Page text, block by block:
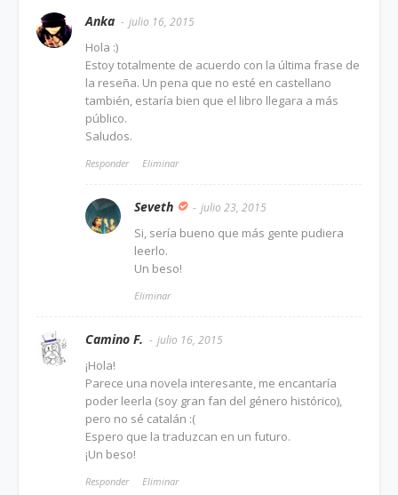
Anka julio 16, 2015
Hola :)
Estoy totalmente de acuerdo con la última frase de
la reseña. Un pena que no esté en castellano
también, estaría bien que el libro llegara a más
público.
Saludos.
Responder Eliminar
Seveth julio 23, 2015
Si, sería bueno que más gente pudiera
leerlo.
Un beso!
Eliminar
Camino F. julio 16, 2015
¡Hola!
Parece una novela interesante, me encantaría
poder leerla (soy gran fan del género histórico),
pero no sé catalán :(
Espero que la traduzcan en un futuro.
¡Un beso!
Responder Eliminar